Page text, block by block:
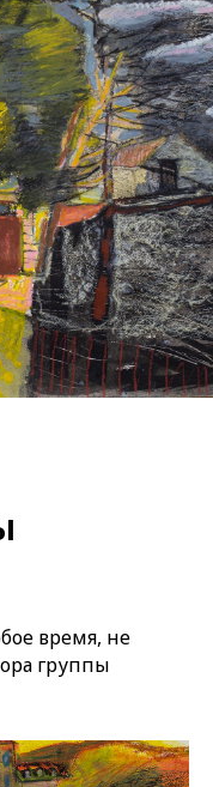
время, не
группы